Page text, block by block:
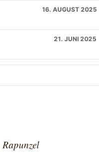
16. AUGUST 2025
21. JUNI 2025
Rapunzel